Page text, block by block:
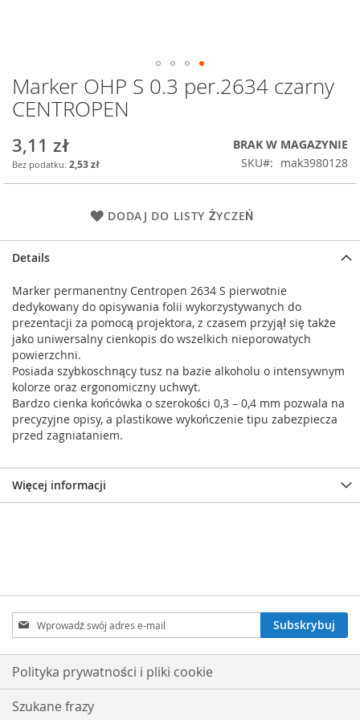
Przejdź
na
początek
Marker OHP S 0.3 per.2634 czarny
CENTROPEN
3,11 zł
2,53 zł
BRAK W MAGAZYNIE
SKU
mak3980128
DODAJ DO LISTY ŻYCZEŃ
Details
Marker permanentny Centropen 2634 S pierwotnie
dedykowany do opisywania folii wykorzystywanych do
prezentacji za pomocą projektora, z czasem przyjął się także
jako uniwersalny cienkopis do wszelkich nieporowatych
powierzchni.
Posiada szybkoschnący tusz na bazie alkoholu o intensywnym
kolorze oraz ergonomiczny uchwyt.
Bardzo cienka końcówka o szerokości 0,3 – 0,4 mm pozwala na
precyzyjne opisy, a plastikowe wykończenie tipu zabezpiecza
przed zagniataniem.
Więcej informacji
Subskrybuj
nasz
newsletter:
Subskrybuj
Polityka prywatności i pliki cookie
Szukane frazy